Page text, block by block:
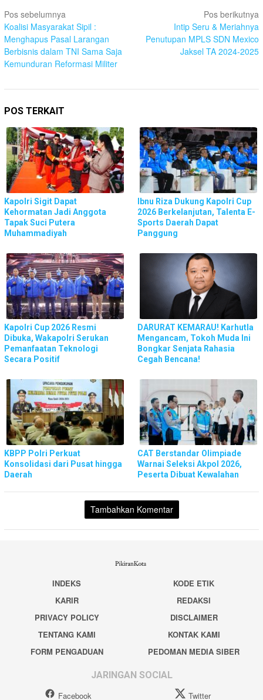
Navigasi
pos
Pos sebelumnya
Koalisi Masyarakat Sipil :
Menghapus Pasal Larangan
Berbisnis dalam TNI Sama Saja
Kemunduran Reformasi Militer
Pos berikutnya
Intip Seru & Meriahnya
Penutupan MPLS SDN Mexico
Jaksel TA 2024-2025
POS TERKAIT
Kapolri Sigit Dapat
Kehormatan Jadi Anggota
Tapak Suci Putera
Muhammadiyah
Ibnu Riza Dukung Kapolri Cup
2026 Berkelanjutan, Talenta E-
Sports Daerah Dapat
Panggung
Kapolri Cup 2026 Resmi
Dibuka, Wakapolri Serukan
Pemanfaatan Teknologi
Secara Positif
DARURAT KEMARAU! Karhutla
Mengancam, Tokoh Muda Ini
Bongkar Senjata Rahasia
Cegah Bencana!
KBPP Polri Perkuat
Konsolidasi dari Pusat hingga
Daerah
CAT Berstandar Olimpiade
Warnai Seleksi Akpol 2026,
Peserta Dibuat Kewalahan
Tambahkan Komentar
INDEKS
KODE ETIK
KARIR
REDAKSI
PRIVACY POLICY
DISCLAIMER
TENTANG KAMI
KONTAK KAMI
FORM PENGADUAN
PEDOMAN MEDIA SIBER
JARINGAN SOCIAL
Facebook
Twitter